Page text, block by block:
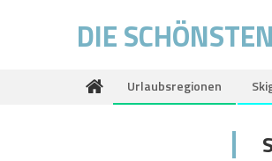
DIE
Urlaubsregionen